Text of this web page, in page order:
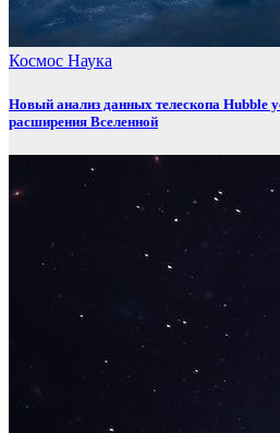
Космос Наука
Новый анализ данных телескопа Hubble
расширения Вселенной